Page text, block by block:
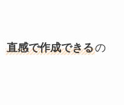
直感で作成できるの